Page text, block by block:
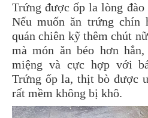
Trứng được ốp la lòng đào
Nếu muốn ăn trứng chín
quán chiên kỹ thêm chút
mà món ăn béo hơn
miệng và cực hợp với
Trứng ốp la, thịt bò được
rất mềm không bị khô.